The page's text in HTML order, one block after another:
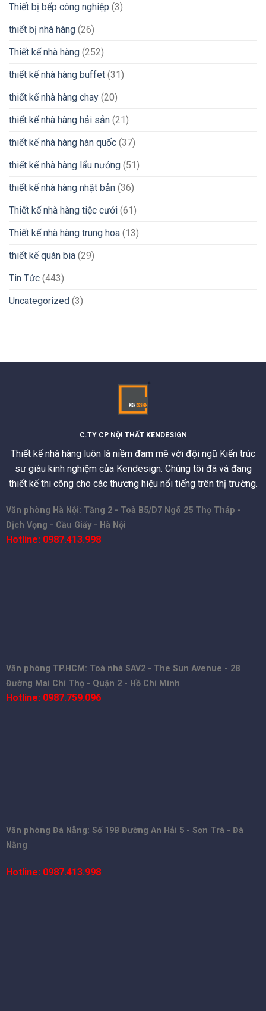
Thiết bị bếp công nghiệp (3)
thiết bị nhà hàng (26)
Thiết kế nhà hàng (252)
thiết kế nhà hàng buffet (31)
thiết kế nhà hàng chay (20)
thiết kế nhà hàng hải sản (21)
thiết kế nhà hàng hàn quốc (37)
thiết kế nhà hàng lẩu nướng (51)
thiết kế nhà hàng nhật bản (36)
Thiết kế nhà hàng tiệc cưới (61)
Thiết kế nhà hàng trung hoa (13)
thiết kế quán bia (29)
Tin Tức (443)
Uncategorized (3)
C.TY CP NỘI THẤT KENDESIGN
Thiết kế nhà hàng luôn là niềm đam mê với đội ngũ Kiến trúc
sư giàu kinh nghiệm của Kendesign. Chúng tôi đã và đang
thiết kế thi công cho các thương hiệu nổi tiếng trên thị trường.
Văn phòng Hà Nội: Tầng 2 - Toà B5/D7 Ngõ 25 Thọ Tháp -
Dịch Vọng - Cầu Giấy - Hà Nội
Hotline: 0987.413.998
Văn phòng TP.HCM: Toà nhà SAV2 - The Sun Avenue - 28
Đường Mai Chí Thọ - Quận 2 - Hồ Chí Minh
Hotline: 0987.759.096
Văn phòng Đà Nẵng: Số 19B Đường An Hải 5 - Sơn Trà - Đà
Nẵng
Hotline: 0987.413.998